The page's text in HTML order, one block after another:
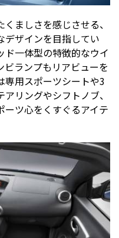
ましさを感じさせる、
デザインを目指してい
ド一体型の特徴的なウイ
ランプもリアビューを
専用スポーツシートや3
リングやシフトノブ、
ーツ心をくすぐるアイテ